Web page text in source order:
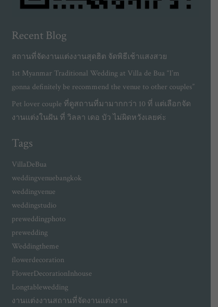
Recent Blog
สถานที่จัดงานแต่งงานสุดฮิต จัดพิธีเช้าแสงสวย
1st Myanmar Traditional Wedding at Villa de Bua “I’m
gonna definitely be recommend the venue to other couples”
Pet lover couple ที่ดูสถานที่มามากกว่า 10 ที่ แต่เลือกจัด
งานแต่งในฝัน ที่ วิลลา เดอ บัว ไม่ผิดหวังเลยค่ะ
Tags
VillaDeBua
weddingvenuebangkok
weddingvenue
weddingstudio
preweddingphoto
prewedding
Weddingtheme
flowerdecoration
FlowerDecorationInhouse
Longtablewedding
งานแต่งงานสถานที่จัดงานแต่งงาน